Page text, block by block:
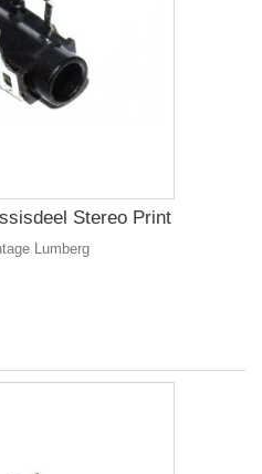
Stereo Print
Lumberg